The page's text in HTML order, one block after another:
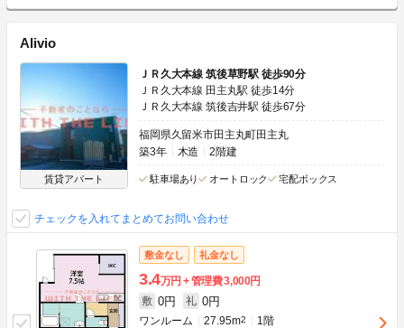
Alivio
賃貸アパート
ＪＲ久大本線 筑後草野駅 徒歩90分
ＪＲ久大本線 田主丸駅 徒歩14分
ＪＲ久大本線 筑後吉井駅 徒歩67分
福岡県久留米市田主丸町田主丸
築3年
木造 2階建
駐車場あり オートロック 宅配ボックス
チェックを入れてまとめてお問い合わせ
敷金なし 礼金なし
3.4万円 管理費3,000円
敷 0円 礼 0円
ワンルーム 27.95m2 1階